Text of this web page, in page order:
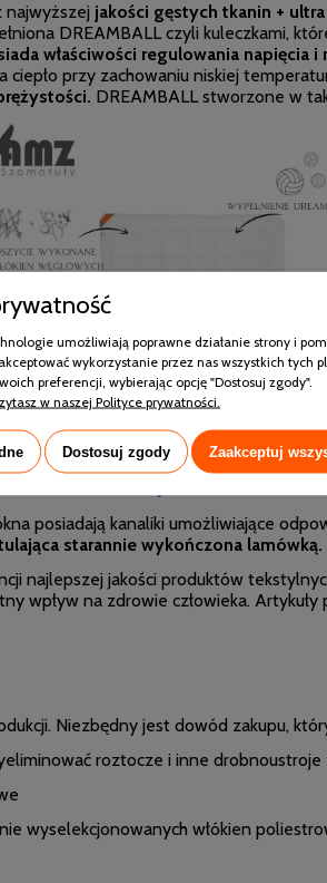
najwyższej jakości gęstych tkanin +
DREAMBALL czyli kuleczkami,
właściwości regulowania napięcia i
przy zachowaniu niskiej
DREAMBALL stworzone w
Antystres -
posiadają kanaliki umożliwiające
starannie wykończona lamówką.
najlepszej jakości produktów
wpływ na zdrowie człowieka.
Niezbędny jest dowód zakupu,
roztocze i inne drobnoustroje
wyselekcjonowanych włókien
umożliwiają poprawne działanie strony i
wykorzystanie przez nas wszystkich tych
preferencji, wybierając opcję "Dostosuj zgody".
w naszej Polityce prywatności.
Dostosuj zgody Zaakceptuj